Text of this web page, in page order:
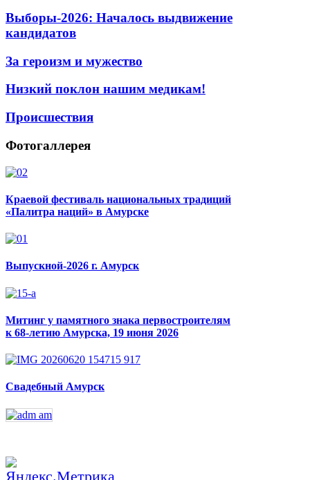
Выборы-2026: Началось выдвижение
кандидатов
За героизм и мужество
Низкий поклон нашим медикам!
Происшествия
Фотогаллерея
Краевой фестиваль национальных традиций
«Палитра наций» в Амурске
Выпускной-2026 г. Амурск
Митинг у памятного знака первостроителям
к 68-летию Амурска, 19 июня 2026
Свадебный Амурск